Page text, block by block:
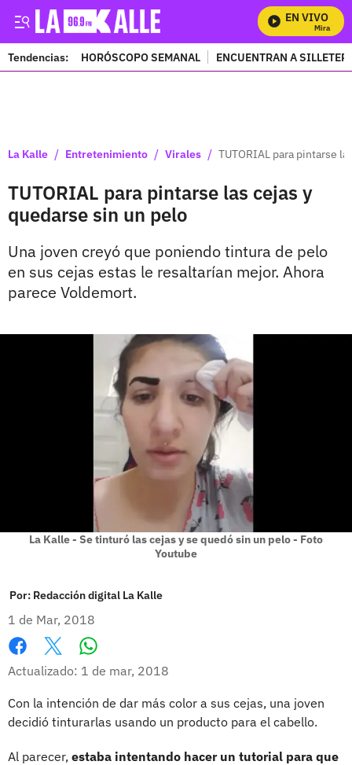
EN VIVO
Mira
Tendencias: HORÓSCOPO SEMANAL ENCUENTRAN A
La Kalle / Entretenimiento / Virales / TUTORIAL para pintarse
TUTORIAL para pintarse las cejas y
quedarse sin un pelo
Una joven creyó que poniendo tintura de pelo
en sus cejas estas le resaltarían mejor. Ahora
parece Voldemort.
La Kalle - Se tinturó las cejas y se quedó sin un pelo - Foto
Youtube
Por: Redacción digital La Kalle
1 de Mar, 2018
Facebook
X
Actualizado: 1 de mar, 2018
Con la intención de dar más color a sus cejas, una joven
decidió tinturarlas usando un producto para el cabello.
Al parecer, estaba intentando hacer un tutorial para que